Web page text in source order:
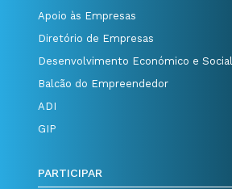
Apoio às Empresas
Diretório de Empresas
Desenvolvimento Económico e Social
Balcão do Empreendedor
ADI
GIP
PARTICIPAR